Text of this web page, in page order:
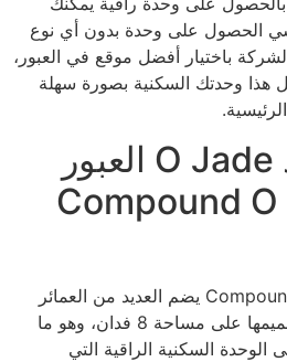
الحصول على وحدة بدون أي نوع
باختيار أفضل موقع في العبور،
وحدتك السكنية بصورة سهلة
تصميم كمبوند O Jade العبور
Compound
إن Compound O Jade Obour City يضم العديد من العمائر
الراقية ولتي تم تنفيذها وتصميمها على مساحة 8 فدان، وهو ما
السكنية الراقية التي